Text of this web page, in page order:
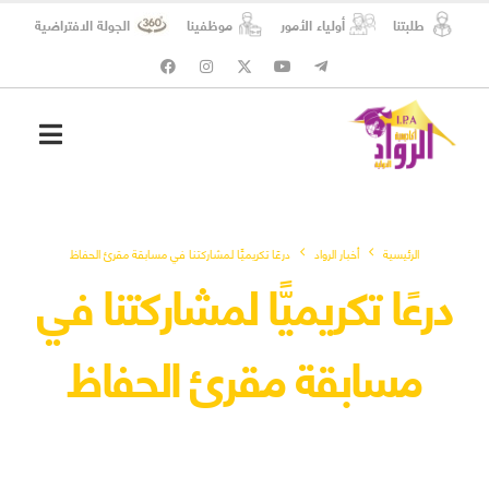
طلبتنا أولياء الأمور موظفينا الجولة الافتراضية
الرئيسية أخبار الرواد درعًا تكريميًّا لمشاركتنا في مسابقة مقرئ الحفاظ
درعًا تكريميًّا لمشاركتنا في
مسابقة مقرئ الحفاظ